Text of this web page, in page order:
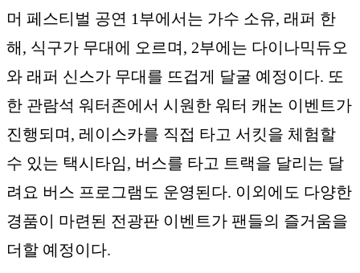
머 페스티벌 공연 1부에서는 가수 소유, 래퍼 한
해, 식구가 무대에 오르며, 2부에는 다이나믹듀오
와 래퍼 신스가 무대를 뜨겁게 달굴 예정이다. 또
한 관람석 워터존에서 시원한 워터 캐논 이벤트가
진행되며, 레이스카를 직접 타고 서킷을 체험할
수 있는 택시타임, 버스를 타고 트랙을 달리는 달
려요 버스 프로그램도 운영된다. 이외에도 다양한
경품이 마련된 전광판 이벤트가 팬들의 즐거움을
더할 예정이다.